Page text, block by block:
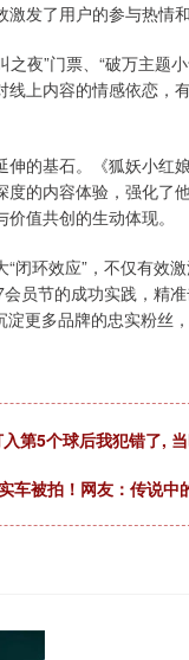
发了用户的参与热情
夜”门票、“破万主题
上内容的情感依恋，
的基石。《狐妖小红
的内容体验，强化了
值共创的生动体现。
环效应”，不仅有效
员节的成功实践，精
更多品牌的忠实粉丝
第5个球后我犯错了,
车被拍！网友：传说中